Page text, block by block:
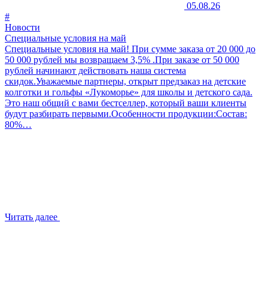
05.08.26
#
Новости
Специальные условия на май
Специальные условия на май! При сумме заказа от 20 000 до
50 000 рублей мы возвращаем 3,5% .При заказе от 50 000
рублей начинают действовать наша система
скидок.Уважаемые партнеры, открыт предзаказ на детские
колготки и гольфы «Лукоморье» для школы и детского сада.
Это наш общий с вами бестселлер, который ваши клиенты
будут разбирать первыми.Особенности продукции:Состав:
80%…
Читать далее